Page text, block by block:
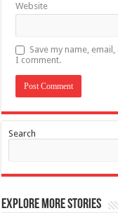
Website
Save my name,
I comment.
Search
Explore More Stories